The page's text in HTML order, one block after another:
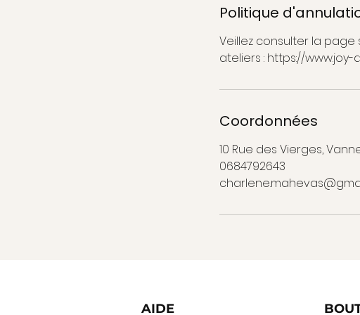
Politique
Veillez consulter la
ateliers : https://
Coordonnées
10 Rue des Vierges,
0684792643
AIDE